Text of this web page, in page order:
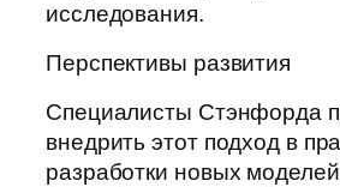
исследования.
Перспективы развития
Специалисты Стэнфорда
внедрить этот подход в
разработки новых